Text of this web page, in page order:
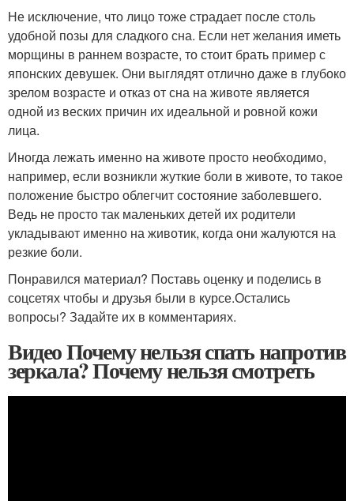
Не исключение, что лицо тоже страдает после столь
удобной позы для сладкого сна. Если нет желания иметь
морщины в раннем возрасте, то стоит брать пример с
японских девушек. Они выглядят отлично даже в глубоко
зрелом возрасте и отказ от сна на животе является
одной из веских причин их идеальной и ровной кожи
лица.
Иногда лежать именно на животе просто необходимо,
например, если возникли жуткие боли в животе, то такое
положение быстро облегчит состояние заболевшего.
Ведь не просто так маленьких детей их родители
укладывают именно на животик, когда они жалуются на
резкие боли.
Понравился материал? Поставь оценку и поделись в
соцсетях чтобы и друзья были в курсе.Остались
вопросы? Задайте их в комментариях.
Видео Почему нельзя спать напротив
зеркала? Почему нельзя смотреть